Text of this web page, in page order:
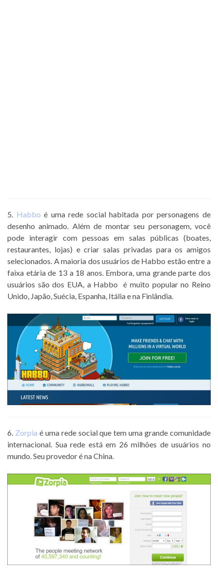
5. Habbo é uma rede social habitada por personagens de
desenho animado. Além de montar seu personagem, você
pode interagir com pessoas em salas públicas (boates,
restaurantes, lojas) e criar salas privadas para os amigos
selecionados. A maioria dos usuários de Habbo estão entre a
faixa etária de 13 a 18 anos. Embora, uma grande parte dos
usuários são dos EUA, a Habbo é muito popular no Reino
Unido, Japão, Suécia, Espanha, Itália e na Finlândia.
6. Zorpia é uma rede social que tem uma grande comunidade
internacional. Sua rede está em 26 milhões de usuários no
mundo. Seu provedor é na China.